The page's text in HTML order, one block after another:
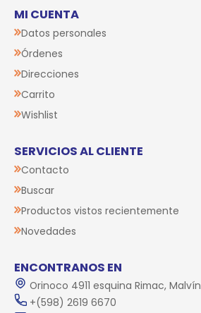
MI CUENTA
Datos personales
Órdenes
Direcciones
Carrito
Wishlist
SERVICIOS AL CLIENTE
Contacto
Buscar
Productos vistos recientemente
Novedades
ENCONTRANOS EN
Orinoco 4911 esquina Rimac, Malvín
+(598) 2619 6670